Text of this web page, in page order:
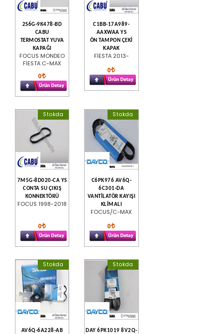
2S6G-9K478-BD
CABU
TERMOSTAT YUVA
KAPAĞI
FOCUS MONDEO
FİESTA C-MAX
0
C1BB-17A989-
AAXWAA YS
ÖN TAMPON ÇEKİ
KAPAK
FİESTA 2013-
0
Stokda
7M5G-8D020-CA YS
CONTA SU ÇIKIŞ
KONNEKTÖRÜ
FOCUS 1998-2018
0
Stokda
C6PK976 AV6Q-
6C301-DA
VANTİLATÖR KAYIŞI
KLİMALI
FOCUS/C-MAX
0
Stokda
AV6Q-6A228-AB
Stokda
DAY 6PK1019 8V2Q-